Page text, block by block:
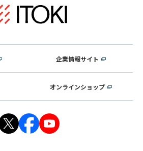
企業情報サイト
オンラインショップ